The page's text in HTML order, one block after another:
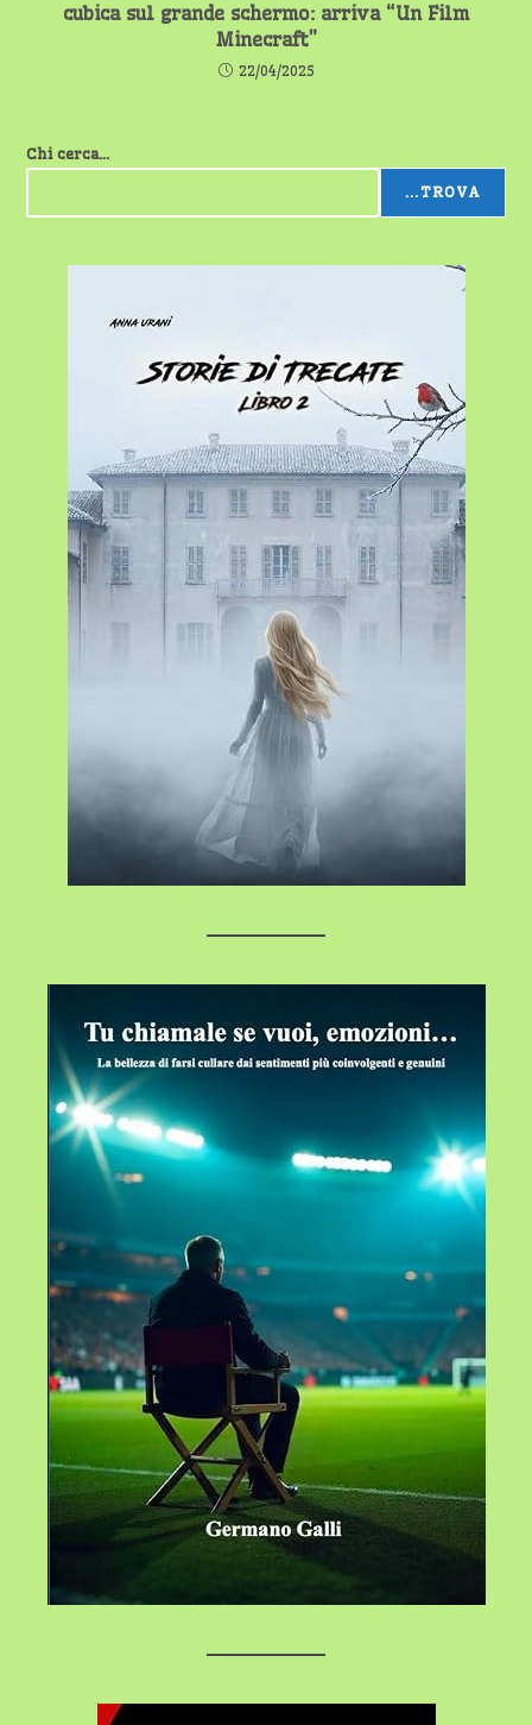
cubica sul grande schermo: arriva “Un Film
Minecraft”
22/04/2025
Chi cerca...
...TROVA